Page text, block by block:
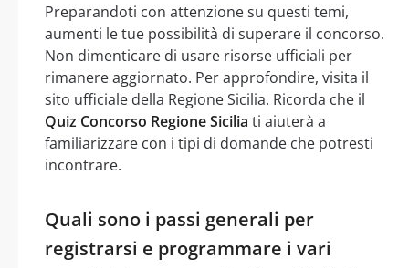
Preparandoti con attenzione su questi temi,
aumenti le tue possibilità di superare il concorso.
Non dimenticare di usare risorse ufficiali per
rimanere aggiornato. Per approfondire, visita il
sito ufficiale della Regione Sicilia. Ricorda che il
Quiz Concorso Regione Sicilia ti aiuterà a
familiarizzare con i tipi di domande che potresti
incontrare.
Quali sono i passi generali per
registrarsi e programmare i vari